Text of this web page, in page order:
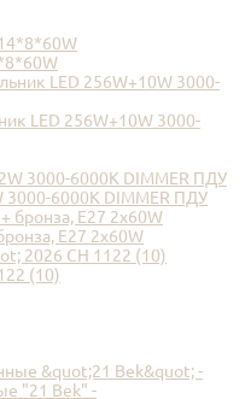
LED 256W+10W 3000-
3000-6000K DIMMER ПДУ
Е27 2х60W
(10)
"21 Bek" -